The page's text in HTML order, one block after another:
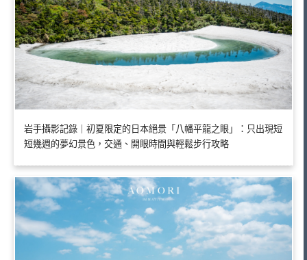
岩手攝影記錄｜初夏限定的日本絕景「八幡平龍之眼」：只出現短
短幾週的夢幻景色，交通、開眼時間與輕鬆步行攻略